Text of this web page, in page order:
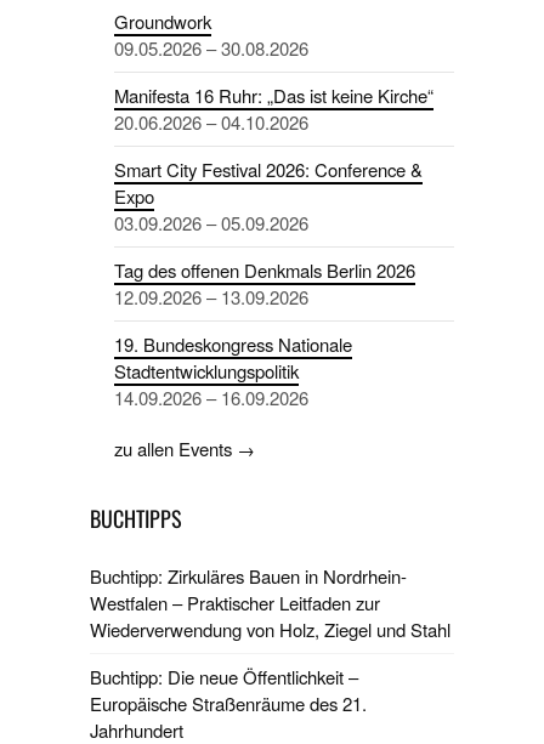
Groundwork
09.05.2026 – 30.08.2026
Manifesta 16 Ruhr: „Das ist keine Kirche“
20.06.2026 – 04.10.2026
Smart City Festival 2026: Conference &
Expo
03.09.2026 – 05.09.2026
Tag des offenen Denkmals Berlin 2026
12.09.2026 – 13.09.2026
19. Bundeskongress Nationale
Stadtentwicklungspolitik
14.09.2026 – 16.09.2026
zu allen Events →
BUCHTIPPS
Buchtipp: Zirkuläres Bauen in Nordrhein-
Westfalen – Praktischer Leitfaden zur
Wiederverwendung von Holz, Ziegel und Stahl
Buchtipp: Die neue Öffentlichkeit –
Europäische Straßenräume des 21.
Jahrhundert